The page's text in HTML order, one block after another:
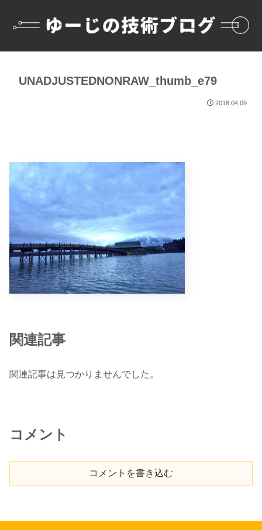
UNADJUSTEDNONRAW_thumb_e79
2018.04.09
関連記事
関連記事は見つかりませんでした。
コメント
コメントを書き込む